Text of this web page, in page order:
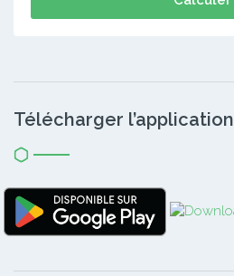
Télécharger l’application